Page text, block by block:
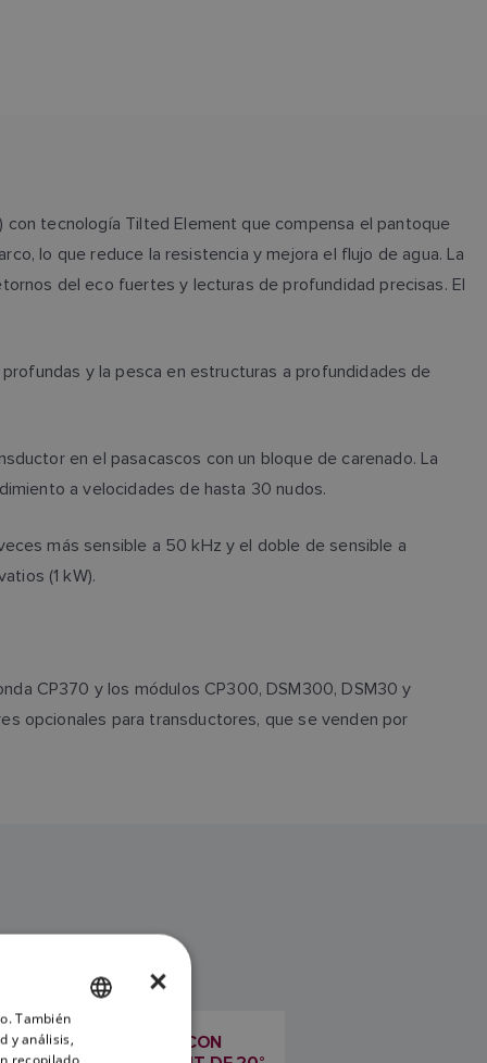
tecnología Tilted Element que compensa el pantoque
lo que reduce la resistencia y mejora el flujo de agua. La
del eco fuertes y lecturas de profundidad precisas. El
y la pesca en estructuras a profundidades de
en el pasacascos con un bloque de carenado. La
a velocidades de hasta 30 nudos.
más sensible a 50 kHz y el doble de sensible a
(1 kW).
CP370 y los módulos CP300, DSM300, DSM30 y
opcionales para transductores, que se venden por
SS164 CON
×
También
y análisis,